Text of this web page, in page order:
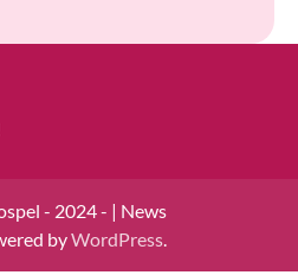
- 2024 - | News
byWordPress.